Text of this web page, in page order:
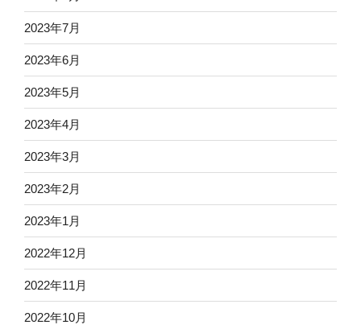
2023年7月
2023年6月
2023年5月
2023年4月
2023年3月
2023年2月
2023年1月
2022年12月
2022年11月
2022年10月